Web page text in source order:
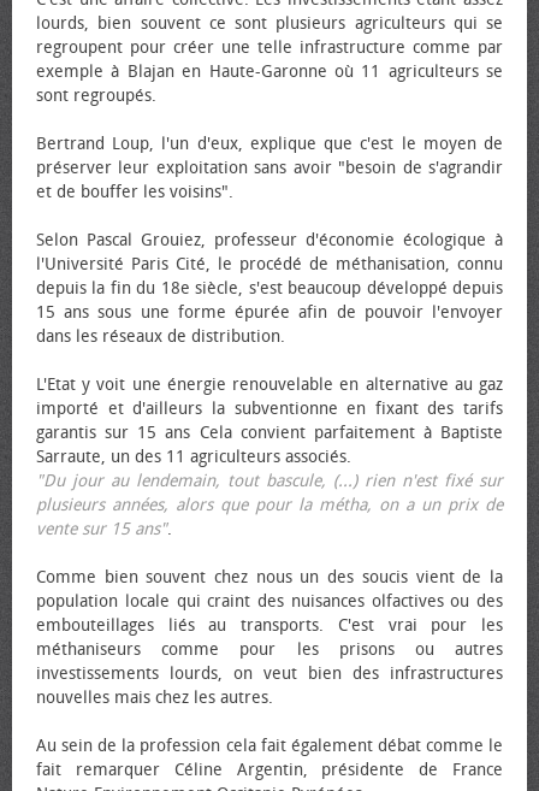
lourds, bien souvent ce sont plusieurs agriculteurs qui se
regroupent pour créer une telle infrastructure comme par
exemple à Blajan en Haute-Garonne où 11 agriculteurs se
sont regroupés.
Bertrand Loup, l'un d'eux, explique que c'est le moyen de
préserver leur exploitation sans avoir "besoin de s'agrandir
et de bouffer les voisins".
Selon Pascal Grouiez, professeur d'économie écologique à
l'Université Paris Cité, le procédé de méthanisation, connu
depuis la fin du 18e siècle, s'est beaucoup développé depuis
15 ans sous une forme épurée afin de pouvoir l'envoyer
dans les réseaux de distribution.
L'Etat y voit une énergie renouvelable en alternative au gaz
importé et d'ailleurs la subventionne en fixant des tarifs
garantis sur 15 ans Cela convient parfaitement à Baptiste
Sarraute, un des 11 agriculteurs associés.
"Du jour au lendemain, tout bascule, (...) rien n'est fixé sur
plusieurs années, alors que pour la métha, on a un prix de
vente sur 15 ans".
Comme bien souvent chez nous un des soucis vient de la
population locale qui craint des nuisances olfactives ou des
embouteillages liés au transports. C'est vrai pour les
méthaniseurs comme pour les prisons ou autres
investissements lourds, on veut bien des infrastructures
nouvelles mais chez les autres.
Au sein de la profession cela fait également débat comme le
fait remarquer Céline Argentin, présidente de France